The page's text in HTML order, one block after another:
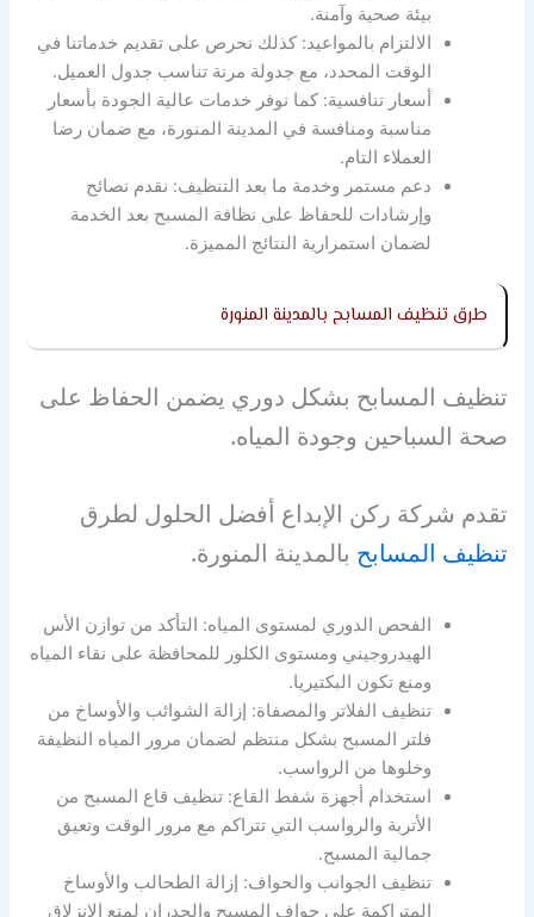
بيئة صحية وآمنة.
الالتزام بالمواعيد: كذلك نحرص على تقديم خدماتنا في
الوقت المحدد، مع جدولة مرنة تناسب جدول العميل.
أسعار تنافسية: كما نوفر خدمات عالية الجودة بأسعار
مناسبة ومنافسة في المدينة المنورة، مع ضمان رضا
العملاء التام.
دعم مستمر وخدمة ما بعد التنظيف: نقدم نصائح
وإرشادات للحفاظ على نظافة المسبح بعد الخدمة
لضمان استمرارية النتائج المميزة.
طرق تنظيف المسابح بالمدينة المنورة
تنظيف المسابح بشكل دوري يضمن الحفاظ على
صحة السباحين وجودة المياه.
تقدم شركة ركن الإبداع أفضل الحلول لطرق
تنظيف المسابح بالمدينة المنورة.
الفحص الدوري لمستوى المياه: التأكد من توازن الأس
الهيدروجيني ومستوى الكلور للمحافظة على نقاء المياه
ومنع تكون البكتيريا.
تنظيف الفلاتر والمصفاة: إزالة الشوائب والأوساخ من
فلتر المسبح بشكل منتظم لضمان مرور المياه النظيفة
وخلوها من الرواسب.
استخدام أجهزة شفط القاع: تنظيف قاع المسبح من
الأتربة والرواسب التي تتراكم مع مرور الوقت وتعيق
جمالية المسبح.
تنظيف الجوانب والحواف: إزالة الطحالب والأوساخ
المتراكمة على حواف المسبح والجدران لمنع الانزلاق